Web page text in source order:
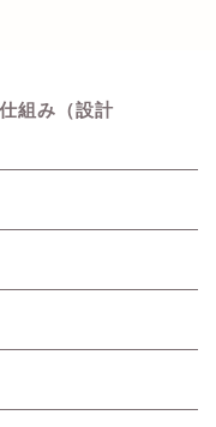
組み（設計